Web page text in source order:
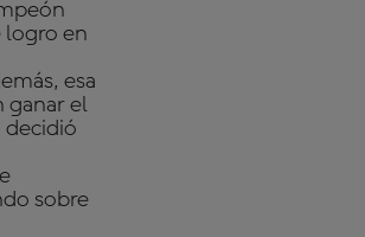
logro en
esa
ganar el
decidió
sobre